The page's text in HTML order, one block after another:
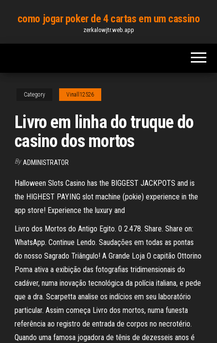
content
como jogar poker de 4 cartas em um cassino
zerkalowjtr.web.app
Category Vinall12526
Livro em linha do truque do
casino dos mortos
By ADMINISTRATOR
Halloween Slots Casino has the BIGGEST JACKPOTS and is
the HIGHEST PAYING slot machine (pokie) experience in the
app store! Experience the luxury and
Livro dos Mortos do Antigo Egito. 0 2.478. Share. Share on:
WhatsApp. Continue Lendo. Saudações em todas as pontas
do nosso Sagrado Triângulo! A Grande Loja O capitão Ottorino
Poma ativa a exibição das fotografias tridimensionais do
cadáver, numa inovação tecnológica da polícia italiana, e pede
que a dra. Scarpetta analise os indícios em seu laboratório
particular. Assim começa Livro dos mortos, numa funesta
referência ao registro de entrada de corpos no necrotério.
Quando uma famosa jogadora de tênis de dezesseis anos é